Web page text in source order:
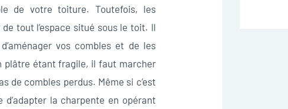
de votre toiture. Toutefois, les
tout l’espace situé sous le toit. Il
vos combles et de les
plâtre étant fragile, il faut marcher
de combles perdus. Même si c’est
la charpente en opérant